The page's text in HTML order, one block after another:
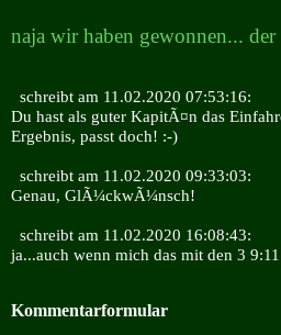
naja wir haben gewonnen...
schreibt am 11.02.2020 07:53:16:
Du hast als guter KapitÃ¤n das
Ergebnis, passt doch! :-)
schreibt am 11.02.2020 09:33:03:
Genau, GlÃ¼ckwÃ¼nsch!
schreibt am 11.02.2020 16:08:43:
ja...auch wenn mich das mit den 3
Kommentarformular